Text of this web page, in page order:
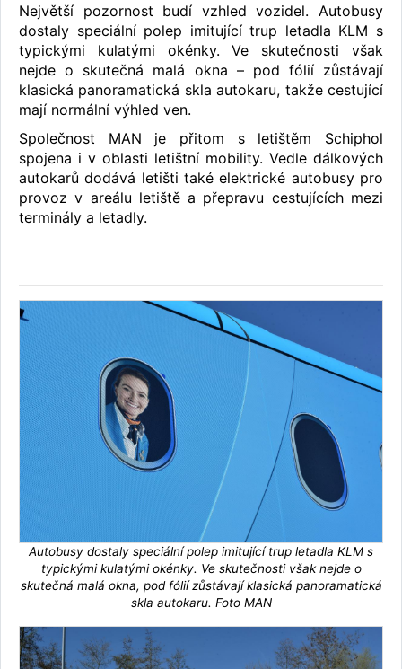
Největší pozornost budí vzhled vozidel. Autobusy
dostaly speciální polep imitující trup letadla KLM s
typickými kulatými okénky. Ve skutečnosti však
nejde o skutečná malá okna – pod fólií zůstávají
klasická panoramatická skla autokaru, takže cestující
mají normální výhled ven.
Společnost MAN je přitom s letištěm Schiphol
spojena i v oblasti letištní mobility. Vedle dálkových
autokarů dodává letišti také elektrické autobusy pro
provoz v areálu letiště a přepravu cestujících mezi
terminály a letadly.
Autobusy dostaly speciální polep imitující trup letadla KLM s
typickými kulatými okénky. Ve skutečnosti však nejde o
skutečná malá okna, pod fólií zůstávají klasická panoramatická
skla autokaru. Foto MAN